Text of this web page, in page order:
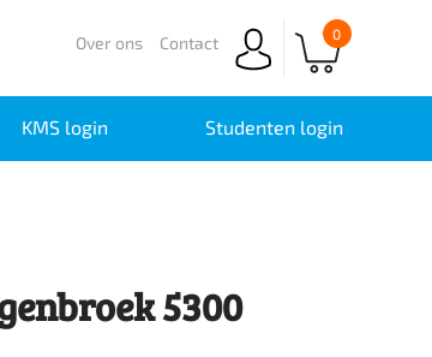
0
Over ons Contact
KMS login Studenten login
5300